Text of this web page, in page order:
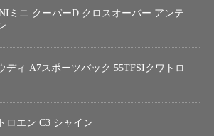
ニ クーパーD クロスオーバー アンテ
ィ A7スポーツバック 55TFSIクワトロ
エン C3 シャイン